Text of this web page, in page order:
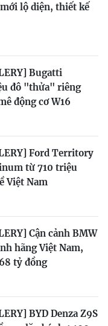
lộ diện, thiết kế
Bugatti
đô "thửa" riêng
động cơ W16
Ford Territory
từ 710 triệu
Việt Nam
Cận cảnh BMW
hãng Việt Nam,
tỷ đồng
BYD Denza Z9S